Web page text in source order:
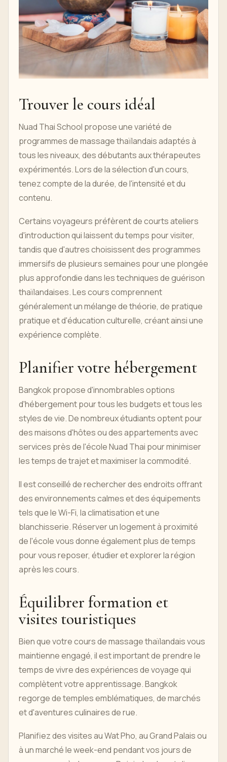
Trouver le cours idéal
Nuad Thai School propose une variété de
programmes de massage thaïlandais adaptés à
tous les niveaux, des débutants aux thérapeutes
expérimentés. Lors de la sélection d'un cours,
tenez compte de la durée, de l'intensité et du
contenu.
Certains voyageurs préfèrent de courts ateliers
d'introduction qui laissent du temps pour visiter,
tandis que d'autres choisissent des programmes
immersifs de plusieurs semaines pour une plongée
plus approfondie dans les techniques de guérison
thaïlandaises. Les cours comprennent
généralement un mélange de théorie, de pratique
pratique et d'éducation culturelle, créant ainsi une
expérience complète.
Planifier votre hébergement
Bangkok propose d'innombrables options
d'hébergement pour tous les budgets et tous les
styles de vie. De nombreux étudiants optent pour
des maisons d'hôtes ou des appartements avec
services près de l'école Nuad Thai pour minimiser
les temps de trajet et maximiser la commodité.
Il est conseillé de rechercher des endroits offrant
des environnements calmes et des équipements
tels que le Wi-Fi, la climatisation et une
blanchisserie. Réserver un logement à proximité
de l'école vous donne également plus de temps
pour vous reposer, étudier et explorer la région
après les cours.
Équilibrer formation et
visites touristiques
Bien que votre cours de massage thaïlandais vous
maintienne engagé, il est important de prendre le
temps de vivre des expériences de voyage qui
complètent votre apprentissage. Bangkok
regorge de temples emblématiques, de marchés
et d'aventures culinaires de rue.
Planifiez des visites au Wat Pho, au Grand Palais ou
à un marché le week-end pendant vos jours de